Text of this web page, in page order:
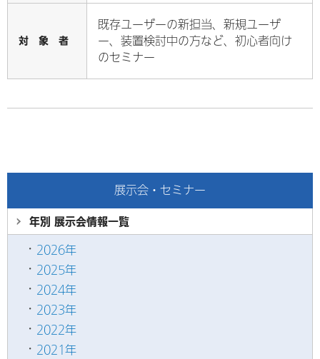
対 象 者
既存ユーザーの新担当、新規ユーザ
ー、装置検討中の方など、初心者向け
のセミナー
展示会・セミナー
年別 展示会情報一覧
2026年
2025年
2024年
2023年
2022年
2021年